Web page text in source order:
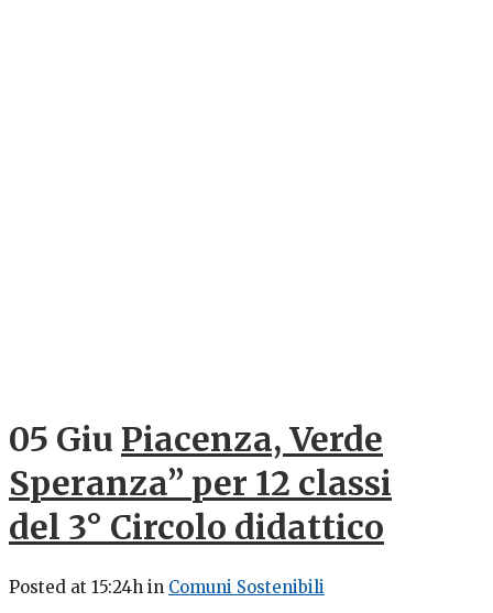
05 Giu Piacenza, Verde
Speranza” per 12 classi
del 3° Circolo didattico
Posted at 15:24h in Comuni Sostenibili